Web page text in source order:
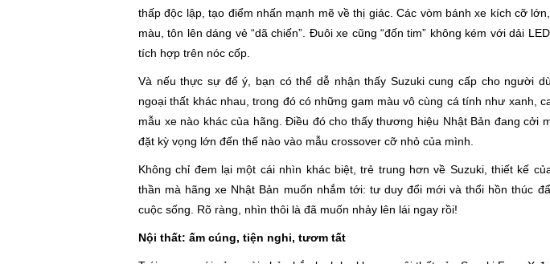
thấp độc lập, tạo điểm nhấn mạnh mẽ về thị giác. Các vòm bánh xe kích cỡ
màu, tôn lên dáng vẻ “dã chiến”. Đuôi xe cũng “đốn tim” không kém với dải
tích hợp trên nóc cốp.
Và nếu thực sự để ý, bạn có thể dễ nhận thấy Suzuki cung cấp cho người
ngoại thất khác nhau, trong đó có những gam màu vô cùng cá tính như xanh,
mẫu xe nào khác của hãng. Điều đó cho thấy thương hiệu Nhật Bản đang cởi
đặt kỳ vọng lớn đến thế nào vào mẫu crossover cỡ nhỏ của mình.
Không chỉ đem lại một cái nhìn khác biệt, trẻ trung hơn về Suzuki, thiết kế
thần mà hãng xe Nhật Bản muốn nhắm tới: tư duy đổi mới và thổi hồn thúc
cuộc sống. Rõ ràng, nhìn thôi là đã muốn nhảy lên lái ngay rồi!
Nội thất: ấm cúng, tiện nghi, tươm tất